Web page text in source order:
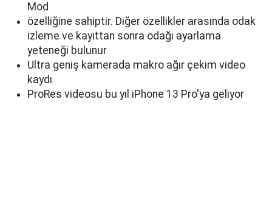
Mod
özelliğine sahiptir. Diğer özellikler arasında odak
izleme ve kayıttan sonra odağı ayarlama
yeteneği bulunur
Ultra geniş kamerada makro ağır çekim video
kaydı
ProRes videosu bu yıl iPhone 13 Pro'ya geliyor